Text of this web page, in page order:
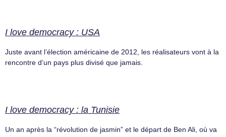
I love democracy : USA
Juste avant l’élection américaine de 2012, les réalisateurs vont à la
rencontre d’un pays plus divisé que jamais.
I love democracy : la Tunisie
Un an après la “révolution de jasmin” et le départ de Ben Ali, où va